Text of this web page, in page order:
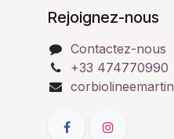
Rejoignez-nous
Contactez-nous
+33 474770990